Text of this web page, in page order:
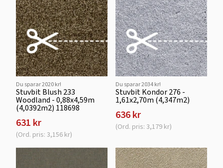
Du sparar 2020 kr!
Stuvbit Blush 233
Woodland - 0,88x4,59m
(4,0392m2) 118698
631 kr
(Ord. pris: 3,156 kr)
Du sparar 2034 kr!
Stuvbit Kondor 276 -
1,61x2,70m (4,347m2)
636 kr
(Ord. pris: 3,179 kr)